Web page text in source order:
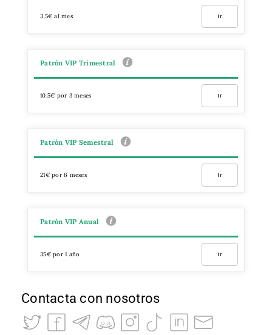
3,5€ al mes Ir
Patrón VIP Trimestral
10,5€ por 3 meses Ir
Patrón VIP Semestral
21€ por 6 meses Ir
Patrón VIP Anual
35€ por 1 año Ir
Contacta con nosotros